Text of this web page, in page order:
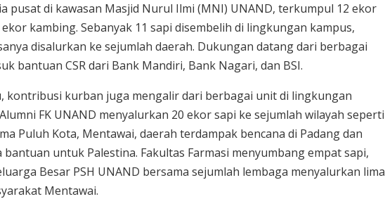
pusat di kawasan Masjid Nurul Ilmi (MNI) UNAND, terkumpul 12 ekor
kambing. Sebanyak 11 sapi disembelih di lingkungan kampus,
disalurkan ke sejumlah daerah. Dukungan datang dari berbagai
bantuan CSR dari Bank Mandiri, Bank Nagari, dan BSI.
kontribusi kurban juga mengalir dari berbagai unit di lingkungan
FK UNAND menyalurkan 20 ekor sapi ke sejumlah wilayah seperti
Puluh Kota, Mentawai, daerah terdampak bencana di Padang dan
bantuan untuk Palestina. Fakultas Farmasi menyumbang empat sapi,
Besar PSH UNAND bersama sejumlah lembaga menyalurkan lima
Mentawai.